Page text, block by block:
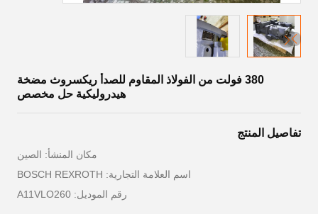
380 فولت من الفولاذ المقاوم للصدأ ريكسروث مضخة
هيدروليكية حل مخصص
تفاصيل المنتج
مكان المنشأ: الصين
اسم العلامة التجارية: BOSCH REXROTH
رقم الموديل: A11VLO260